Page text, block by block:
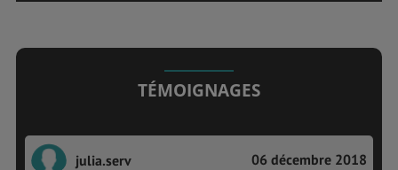
TÉMOIGNAGES
julia.serv 06 décembre 2018